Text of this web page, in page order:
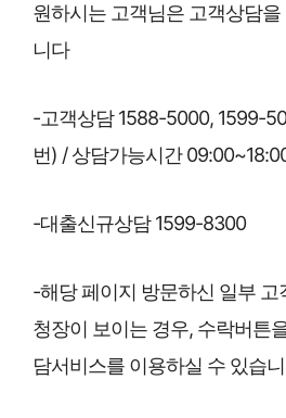
원하시는 고객님은 고객상담
니다
-고객상담 1588-5000, 1599-
번) / 상담가능시간
-대출신규상담 1599-8300
-해당 페이지 방문하신 일부 고
청장이 보이는 경우, 수락버튼
담서비스를 이용하실 수 있습